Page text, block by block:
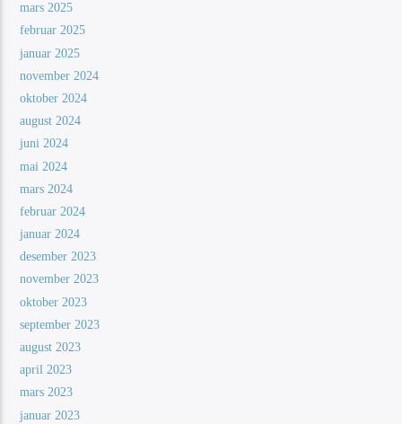
mars 2025
februar 2025
januar 2025
november 2024
oktober 2024
august 2024
juni 2024
mai 2024
mars 2024
februar 2024
januar 2024
desember 2023
november 2023
oktober 2023
september 2023
august 2023
april 2023
mars 2023
januar 2023